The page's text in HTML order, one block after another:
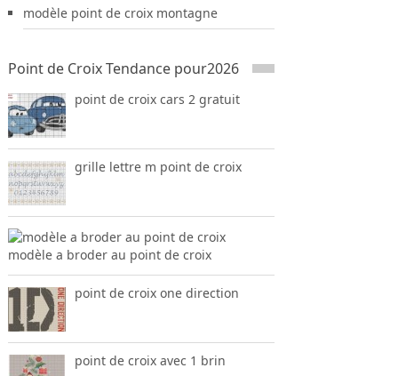
modèle point de croix montagne
Point de Croix Tendance pour2026
point de croix cars 2 gratuit
grille lettre m point de croix
modèle a broder au point de croix
point de croix one direction
point de croix avec 1 brin